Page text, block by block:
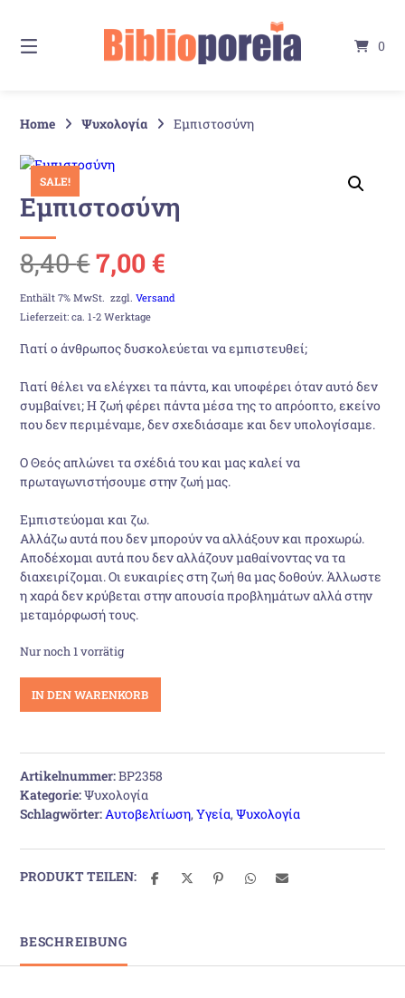
Inhalt
0
Home Ψυχολογία Εμπιστοσύνη
SALE!
Εμπιστοσύνη
8,40€Ursprünglicher
Preis
war:
8,40 €
7,00€
Preis
ist:
7,00 €.
Enthält 7% MwSt. zzgl.Versand
Lieferzeit: ca. 1-2 Werktage
Γιατί ο άνθρωπος δυσκολεύεται να εμπιστευθεί;
Γιατί θέλει να ελέγχει τα πάντα, και υποφέρει όταν αυτό δεν
συμβαίνει; Η ζωή φέρει πάντα μέσα της το απρόοπτο, εκείνο
που δεν περιμέναμε, δεν σχεδιάσαμε και δεν υπολογίσαμε.
Ο Θεός απλώνει τα σχέδιά του και μας καλεί να
πρωταγωνιστήσουμε στην ζωή μας.
Εμπιστεύομαι και ζω.
Αλλάζω αυτά που δεν μπορούν να αλλάξουν και προχωρώ.
Αποδέχομαι αυτά που δεν αλλάζουν μαθαίνοντας να τα
διαχειρίζομαι. Οι ευκαιρίες στη ζωή θα μας δοθούν. Άλλωστε
η χαρά δεν κρύβεται στην απουσία προβλημάτων αλλά στην
μεταμόρφωσή τους.
Nur noch 1 vorrätig
Menge
IN DEN WARENKORB
Artikelnummer:BP2358
Kategorie:Ψυχολογία
Schlagwörter:Αυτοβελτίωση,Υγεία,Ψυχολογία
PRODUKT TEILEN:
BESCHREIBUNG